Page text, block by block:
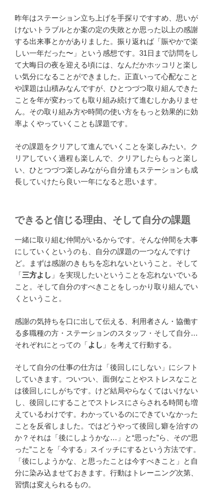
昨年はステーション立ち上げを手探りですすめ、思いが
けないトラブルとか案の定の失敗とか思った以上の感謝
する出来事とかがありました。振り返れば「賑やかで楽
しい一年だった〜」という感想です。31日まで訪問をし
て大晦日の夜を迎える頃には、なんだかホッコリと楽し
い気分になることができました。正直いって心配なこと
や課題は山積みなんですが、ひとつづつ取り組んできた
ことを年が変わっても取り組み続けて進むしかありませ
ん。その取り組み方や時間の使い方をもっと効果的に効
率よくやっていくことも課題です。
その課題をクリアして進んでいくことを楽しみたい。ク
リアしていく過程も楽しんで、クリアしたらもっと楽し
い、ひとつづつ楽しみながら自分達もステーションも成
長していけたら良い一年になると思います。
できると信じる理由、そして自分の課題
一緒に取り組む仲間がいるからです。そんな仲間を大事
にしていくというのも、自分の課題の一つなんですけ
ど。まずは感謝のきもちを忘れないということ。そして
「三方よし 」を実現したいということを忘れないでいる
こと。そして自分のすべきことをしっかり取り組んでい
くということ。
感謝の気持ちを口に出して伝える、利用者さん・協働す
る多職種の方・ステーションのスタッフ・そして自分…
それぞれにとっての「よし 」を考えて行動する。
そして自分の仕事の仕方は「後回しにしない」にシフト
していきます。ついつい、面倒なことやストレスなこと
は後回しにしがちです。けど結局やらなくてはいけない
し、後回しにすることでストレスにさらされる時間も増
えているわけです。わかっているのにできていなかった
ことを反省しました。ではどうやって後回し癖を治すの
か？それは「後にしようかな…」と“思った”ら、その“思
った”ことを「今する」スイッチにするという方法です。
「後にしようかな、と思ったことは今すべきこと」と自
分に染み込ませておきます。行動はトレーニング次第、
習慣は変えられるもの。